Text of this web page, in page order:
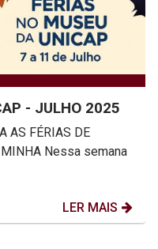
- JULHO 2025
AS FÉRIAS DE
LER MAIS